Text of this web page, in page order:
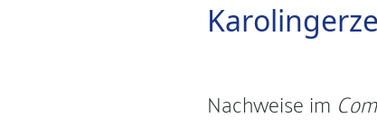
Nachweise im